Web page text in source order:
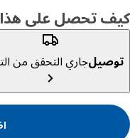
تحصل على هذا
جاري التحقق من